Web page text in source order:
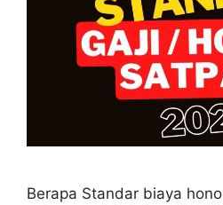
Berapa Standar biaya